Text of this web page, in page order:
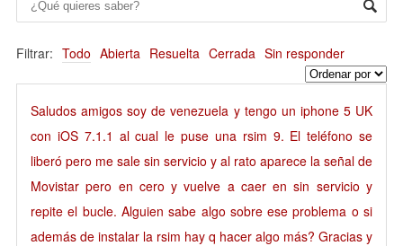
Filtrar: Todo Abierta Resuelta Cerrada Sin responder
Saludos amigos soy de venezuela y tengo un iphone 5 UK
con iOS 7.1.1 al cual le puse una rsim 9. El teléfono se
liberó pero me sale sin servicio y al rato aparece la señal de
Movistar pero en cero y vuelve a caer en sin servicio y
repite el bucle. Alguien sabe algo sobre ese problema o si
además de instalar la rsim hay q hacer algo más? Gracias y